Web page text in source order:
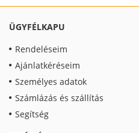
ÜGYFÉLKAPU
Rendeléseim
Ajánlatkéréseim
Személyes adatok
Számlázás és szállítás
Segítség